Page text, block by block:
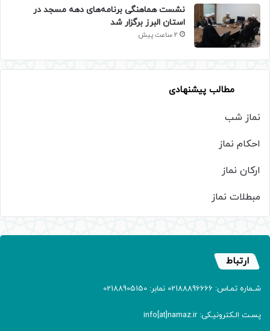
نشست هماهنگی برنامه‌های دهه مسجد در
استان البرز برگزار شد
2 ساعت پیش
مطالب پیشنهادی
نماز شب
احکام نماز
ارکان نماز
مبطلات نماز
ارتباط
شـماره تمـاس: 02188896666 نمابر: 02188905150
پسـت الـکترونیـکی: info[at]namaz.ir